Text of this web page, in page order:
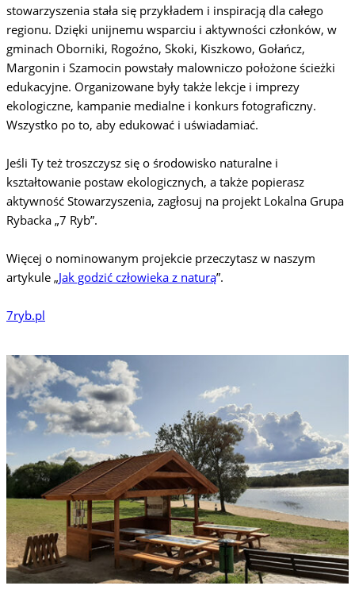
stowarzyszenia stała się przykładem i inspiracją dla całego
regionu. Dzięki unijnemu wsparciu i aktywności członków, w
gminach Oborniki, Rogoźno, Skoki, Kiszkowo, Gołańcz,
Margonin i Szamocin powstały malowniczo położone ścieżki
edukacyjne. Organizowane były także lekcje i imprezy
ekologiczne, kampanie medialne i konkurs fotograficzny.
Wszystko po to, aby edukować i uświadamiać.
Jeśli Ty też troszczysz się o środowisko naturalne i
kształtowanie postaw ekologicznych, a także popierasz
aktywność Stowarzyszenia, zagłosuj na projekt Lokalna Grupa
Rybacka „7 Ryb”.
Więcej o nominowanym projekcie przeczytasz w naszym
artykule „Jak godzić człowieka z naturą”.
7ryb.pl